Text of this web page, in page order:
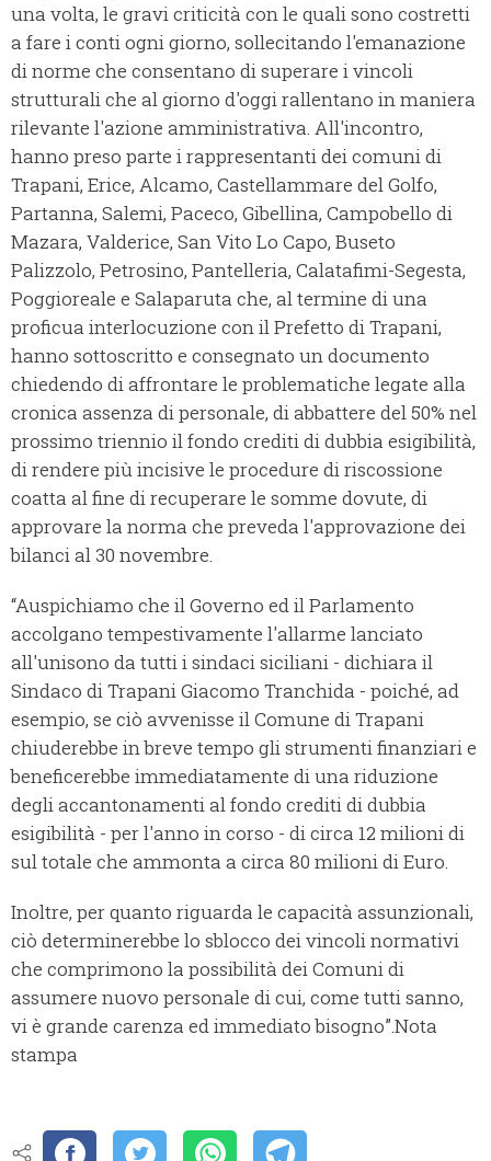
una volta, le gravi criticità con le quali sono costretti
a fare i conti ogni giorno, sollecitando l'emanazione
di norme che consentano di superare i vincoli
strutturali che al giorno d'oggi rallentano in maniera
rilevante l'azione amministrativa. All'incontro,
hanno preso parte i rappresentanti dei comuni di
Trapani, Erice, Alcamo, Castellammare del Golfo,
Partanna, Salemi, Paceco, Gibellina, Campobello di
Mazara, Valderice, San Vito Lo Capo, Buseto
Palizzolo, Petrosino, Pantelleria, Calatafimi-Segesta,
Poggioreale e Salaparuta che, al termine di una
proficua interlocuzione con il Prefetto di Trapani,
hanno sottoscritto e consegnato un documento
chiedendo di affrontare le problematiche legate alla
cronica assenza di personale, di abbattere del 50% nel
prossimo triennio il fondo crediti di dubbia esigibilità,
di rendere più incisive le procedure di riscossione
coatta al fine di recuperare le somme dovute, di
approvare la norma che preveda l'approvazione dei
bilanci al 30 novembre.
“Auspichiamo che il Governo ed il Parlamento
accolgano tempestivamente l'allarme lanciato
all'unisono da tutti i sindaci siciliani - dichiara il
Sindaco di Trapani Giacomo Tranchida - poiché, ad
esempio, se ciò avvenisse il Comune di Trapani
chiuderebbe in breve tempo gli strumenti finanziari e
beneficerebbe immediatamente di una riduzione
degli accantonamenti al fondo crediti di dubbia
esigibilità - per l'anno in corso - di circa 12 milioni di
sul totale che ammonta a circa 80 milioni di Euro.
Inoltre, per quanto riguarda le capacità assunzionali,
ciò determinerebbe lo sblocco dei vincoli normativi
che comprimono la possibilità dei Comuni di
assumere nuovo personale di cui, come tutti sanno,
vi è grande carenza ed immediato bisogno”.Nota
stampa